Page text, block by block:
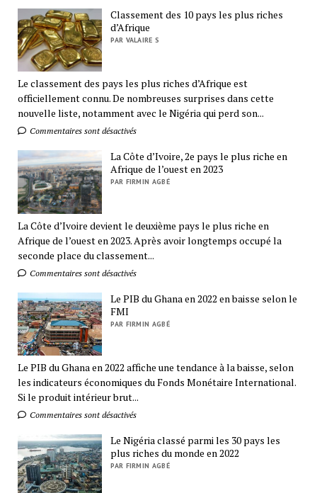
Classement des 10 pays les plus riches
d’Afrique
PAR VALAIRE S
Le classement des pays les plus riches d’Afrique est
officiellement connu. De nombreuses surprises dans cette
nouvelle liste, notamment avec le Nigéria qui perd son...
Commentaires sont désactivés
La Côte d’Ivoire, 2e pays le plus riche en
Afrique de l’ouest en 2023
PAR FIRMIN AGBÉ
La Côte d’Ivoire devient le deuxième pays le plus riche en
Afrique de l’ouest en 2023. Après avoir longtemps occupé la
seconde place du classement...
Commentaires sont désactivés
Le PIB du Ghana en 2022 en baisse selon le
FMI
PAR FIRMIN AGBÉ
Le PIB du Ghana en 2022 affiche une tendance à la baisse, selon
les indicateurs économiques du Fonds Monétaire International.
Si le produit intérieur brut...
Commentaires sont désactivés
Le Nigéria classé parmi les 30 pays les
plus riches du monde en 2022
PAR FIRMIN AGBÉ